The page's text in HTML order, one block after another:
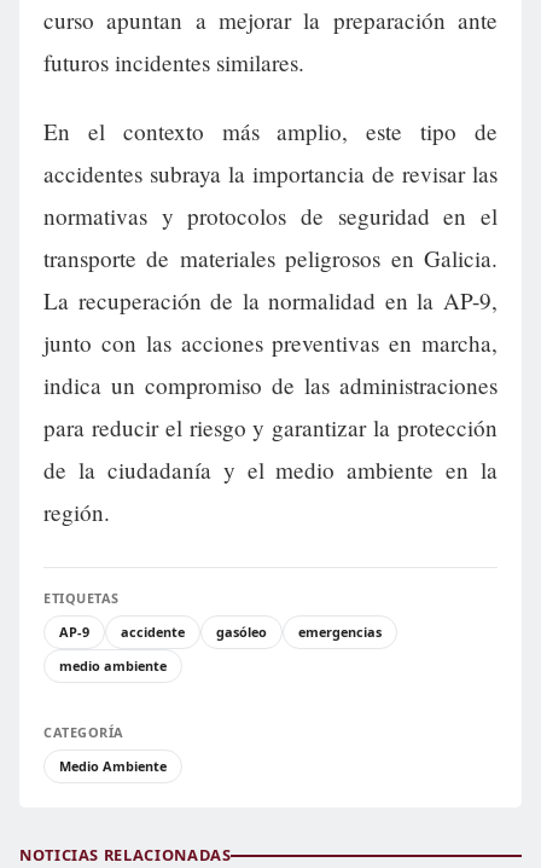
curso apuntan a mejorar la preparación ante
futuros incidentes similares.
En el contexto más amplio, este tipo de
accidentes subraya la importancia de revisar las
normativas y protocolos de seguridad en el
transporte de materiales peligrosos en Galicia.
La recuperación de la normalidad en la AP-9,
junto con las acciones preventivas en marcha,
indica un compromiso de las administraciones
para reducir el riesgo y garantizar la protección
de la ciudadanía y el medio ambiente en la
región.
ETIQUETAS
AP-9
accidente gasóleo
emergencias
medio ambiente
CATEGORÍA
Medio Ambiente
NOTICIAS RELACIONADAS